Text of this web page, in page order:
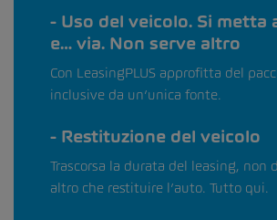
Uso del veicolo. Si metta
e… via. Non serve altro
Con LeasingPLUS approfitta del
inclusive da un’unica fonte.
Restituzione del veicolo
Trascorsa la durata del leasing, non
altro che restituire l’auto. Tutto qui.